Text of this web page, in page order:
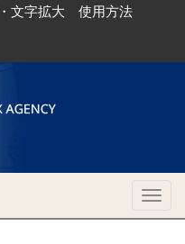
文字拡大 使用方法